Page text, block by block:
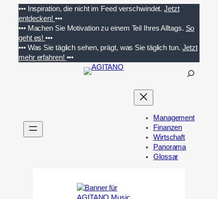
Inhalt
springen
••• Inspiration, die nicht im Feed verschwindet. Jetzt
entdecken! •••
••• Machen Sie Motivation zu einem Teil Ihres Alltags. So
geht es!•••
••• Was Sie täglich sehen, prägt, was Sie täglich tun. Jetzt
mehr erfahren! •••
n
Management
Finanzen
Wirtschaft
Panorama
Glossar